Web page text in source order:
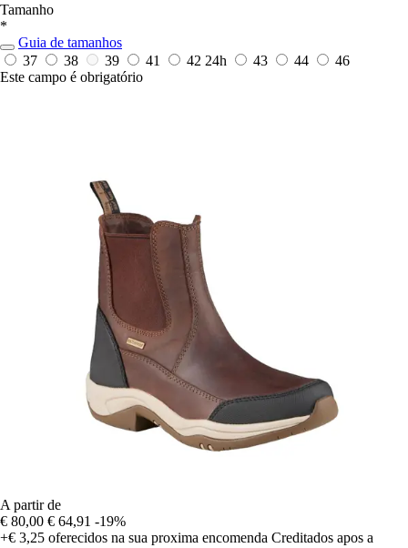
Tamanho
*
Guia de tamanhos
37
38 39 41 42 24h 43 44
46
Este campo é obrigatório
A partir de
€ 80,00 € 64,91 -19%
+€ 3,25 oferecidos na sua proxima encomenda Creditados apos a